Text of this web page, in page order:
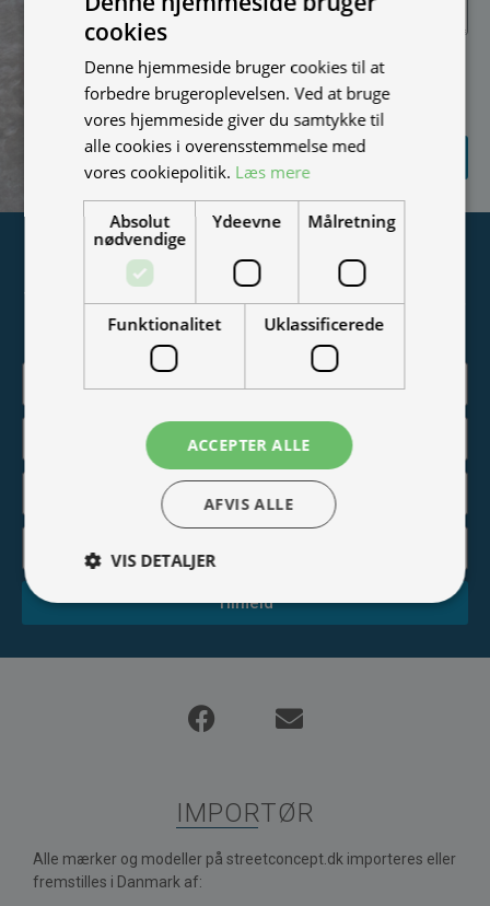
Jeg vil gerne modtage
nyheder på mail (bare rolig,
vi spammer ikke)
SEND
FORESPØRGSEL
Tilmeld nyhedsmail
Vær blandt de første til at modtage info om nye produkter,
tilbud, events og udstillinger.
Tilmeld
IMPORTØR
Alle mærker og modeller på streetconcept.dk importeres eller
fremstilles i Danmark af:
cookies
Denne hjemmeside bruger cookies til at
forbedre brugeroplevelsen. Ved at bruge
vores hjemmeside giver du samtykke til
alle cookies i overensstemmelse med
vores cookiepolitik. Læs mere
Absolut
nødvendige
Ydeevne Målretning
Funktionalitet Uklassificerede
ACCEPTER ALLE
AFVIS ALLE
VIS DETALJER